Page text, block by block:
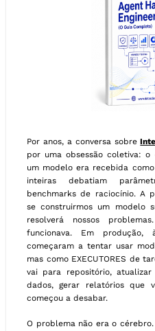
Por anos, a conversa sobre
por uma obsessão coletiva: o
um modelo era recebida
inteiras debatiam
benchmarks de raciocínio. A
se construirmos um modelo
resolverá nossos
funcionava. Em produção,
começaram a tentar usar
mas como EXECUTORES de
vai para repositório,
dados, gerar relatórios que
começou a desabar.
O problema não era o